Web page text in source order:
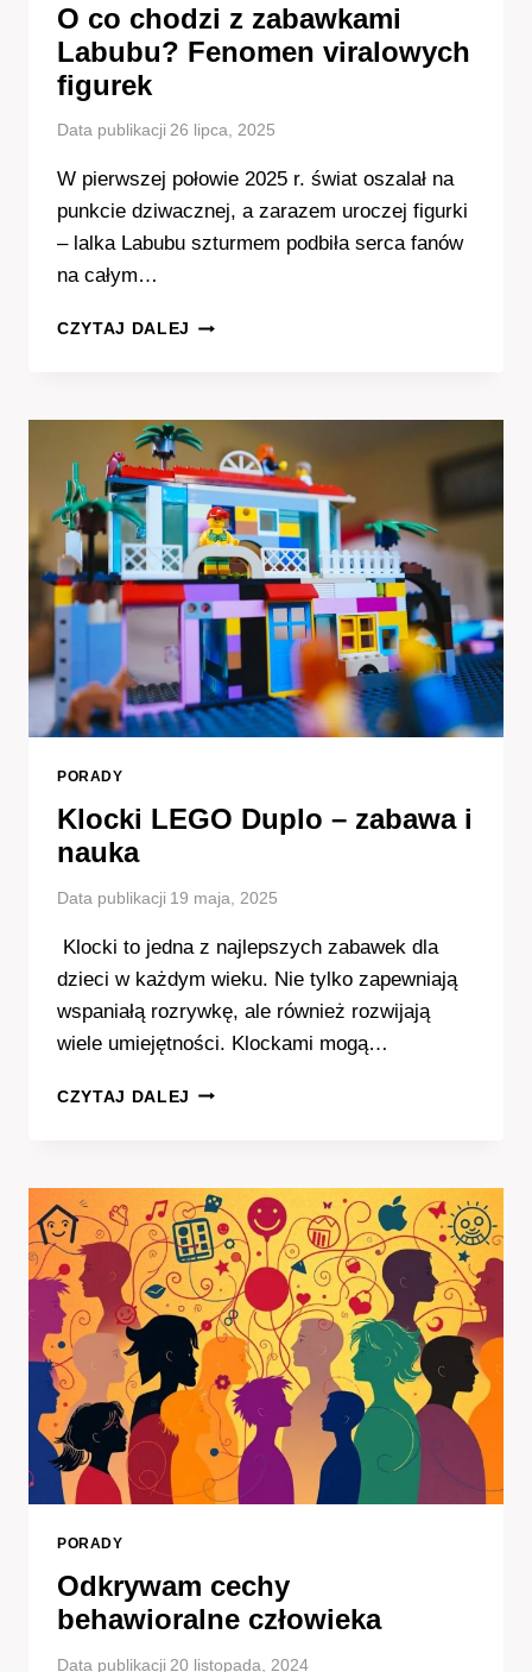
O co chodzi z zabawkami
Labubu? Fenomen viralowych
figurek
Data publikacji 26 lipca, 2025
W pierwszej połowie 2025 r. świat oszalał na
punkcie dziwacznej, a zarazem uroczej figurki
– lalka Labubu szturmem podbiła serca fanów
na całym…
CZYTAJ DALEJ O
ZABAWKAMI
LABUBU?
FENOMEN
VIRALOWYCH
FIGUREK
PORADY
Klocki LEGO Duplo – zabawa i
nauka
Data publikacji 19 maja, 2025
Klocki to jedna z najlepszych zabawek dla
dzieci w każdym wieku. Nie tylko zapewniają
wspaniałą rozrywkę, ale również rozwijają
wiele umiejętności. Klockami mogą…
CZYTAJ DALEJ KLOCKI
ZABAWA
I
NAUKA
PORADY
Odkrywam cechy
behawioralne człowieka
Data publikacji 20 listopada, 2024